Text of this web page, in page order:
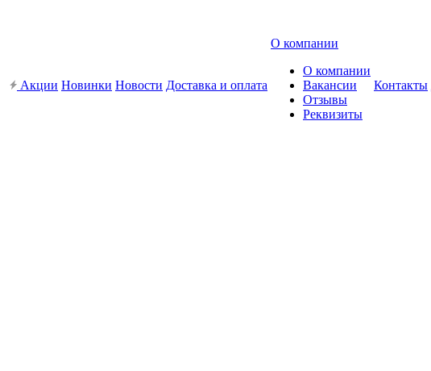
Акции Новинки Новости Доставка и оплата
О компании
О компании
Вакансии
Отзывы
Реквизиты
Контакты